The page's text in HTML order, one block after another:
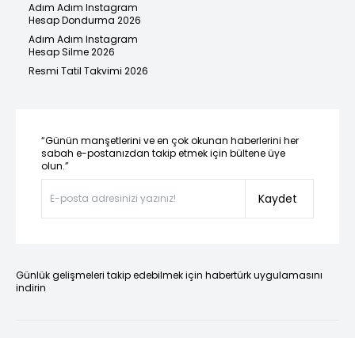
Adım Adım Instagram
Hesap Dondurma 2026
Adım Adım Instagram
Hesap Silme 2026
Resmi Tatil Takvimi 2026
“Günün manşetlerini ve en çok okunan haberlerini her
sabah e-postanızdan takip etmek için bültene üye
olun.”
Kaydet
Günlük gelişmeleri takip edebilmek için habertürk uygulamasını
indirin